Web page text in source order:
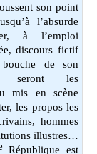
son point
l’absurde
à l’emploi
discours fictif
de son
seront les
mis en scène
les propos les
hommes
illustres…
République est